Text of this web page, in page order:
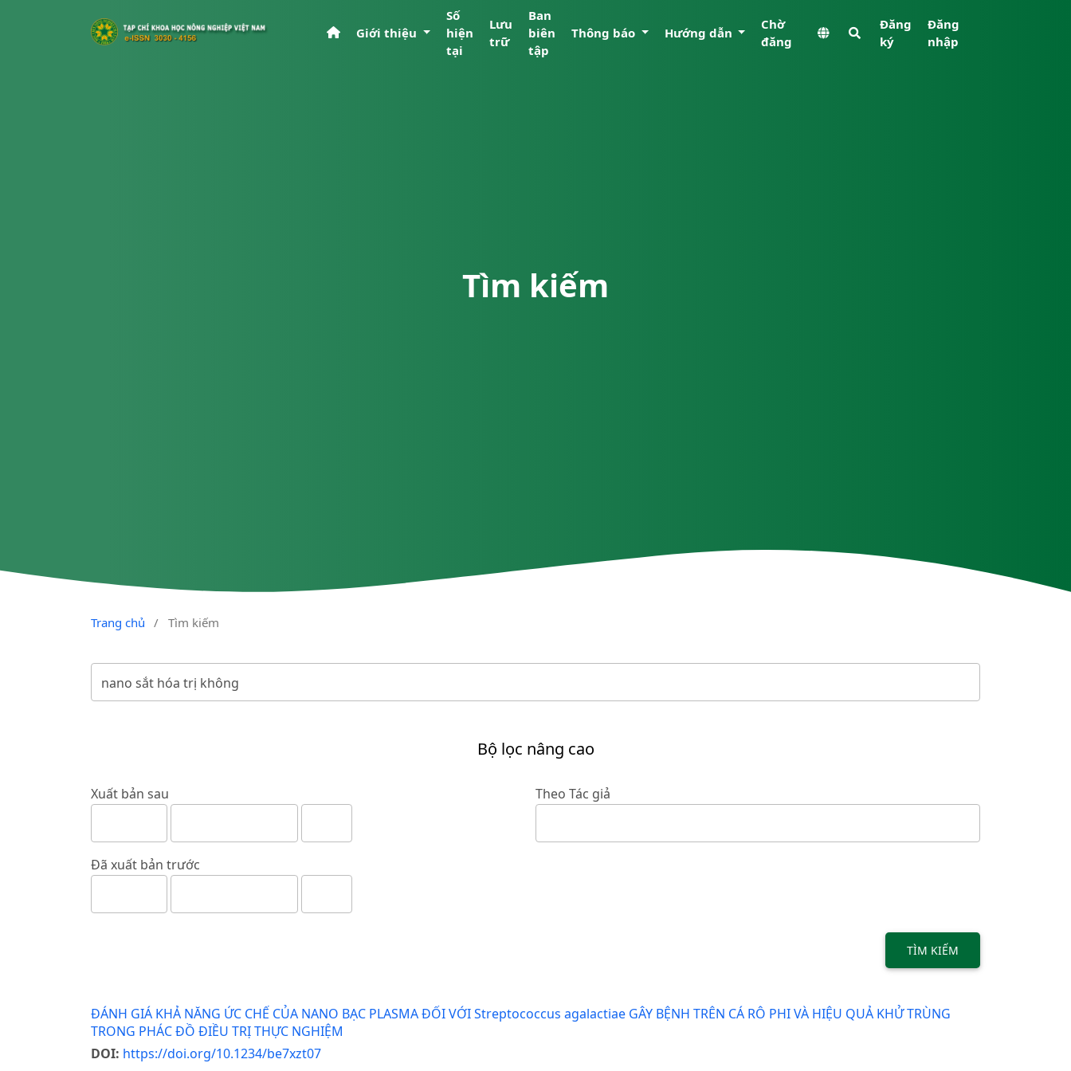
Giới thiệu
Số
hiện
tại
Lưu
trữ
Ban
biên
tập
Thông báo Hướng dẫn
Chờ
đăng
Đăng
ký
Đăng
nhập
Tìm kiếm
Trang chủ / Tìm kiếm
Bộ lọc nâng cao
Xuất bản sau
Đã xuất bản trước
Theo Tác giả
TÌM KIẾM
ĐÁNH GIÁ KHẢ NĂNG ỨC CHẾ CỦA NANO BẠC PLASMA ĐỐI VỚI Streptococcus agalactiae GÂY BỆNH TRÊN CÁ RÔ PHI VÀ HIỆU QUẢ KHỬ TRÙNG
TRONG PHÁC ĐỒ ĐIỀU TRỊ THỰC NGHIỆM
DOI: https://doi.org/10.1234/be7xzt07